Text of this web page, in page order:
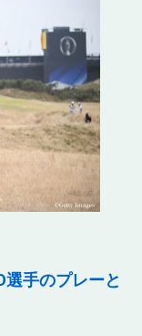
手のプレーと